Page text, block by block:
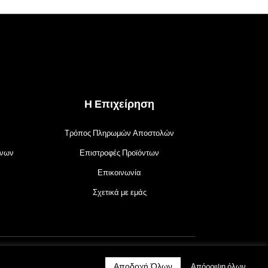
Η Επιχείρηση
Τρόπος Πληρωμών Αποστολών
Επιστροφές Προϊόντων
Επικοινωνία
Σχετικά με εμάς